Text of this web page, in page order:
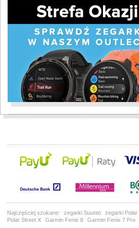
Najczęściej szukane: zegarki Suunto zegarki Polar
Polar Street X
Garmin Fenix 8 Garmin Fenix 7 Pro